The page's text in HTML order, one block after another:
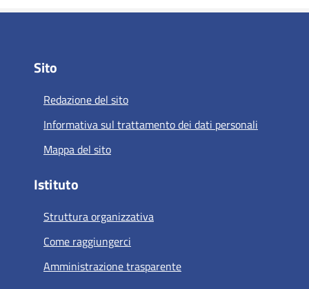
Sito
Redazione del sito
Informativa sul trattamento dei dati personali
Mappa del sito
Istituto
Struttura organizzativa
Come raggiungerci
Amministrazione trasparente